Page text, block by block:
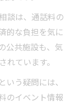
談は、通話料の
的な負担を気に
公共施設も、気
ています。
いう疑問には、
のイベント情報